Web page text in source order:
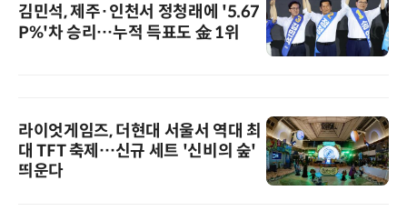
김민석, 제주·인천서 정청래에 '5.67
P%'차 승리…누적 득표도 金 1위
라이엇게임즈, 더현대 서울서 역대 최
대 TFT 축제…신규 세트 '신비의 숲'
띄운다